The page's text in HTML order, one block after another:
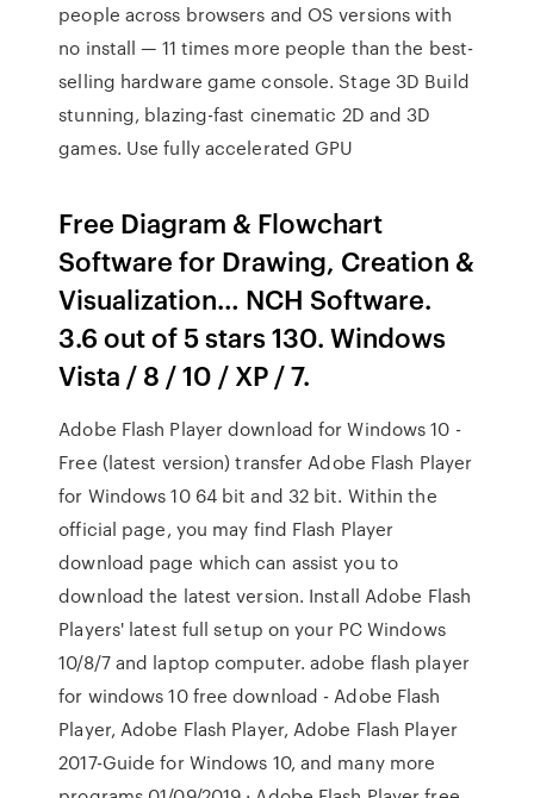
people across browsers and OS versions with
no install — 11 times more people than the best-
selling hardware game console. Stage 3D Build
stunning, blazing-fast cinematic 2D and 3D
games. Use fully accelerated GPU
Free Diagram & Flowchart
Software for Drawing, Creation &
Visualization… NCH Software.
3.6 out of 5 stars 130. Windows
Vista / 8 / 10 / XP / 7.
Adobe Flash Player download for Windows 10 -
Free (latest version) transfer Adobe Flash Player
for Windows 10 64 bit and 32 bit. Within the
official page, you may find Flash Player
download page which can assist you to
download the latest version. Install Adobe Flash
Players' latest full setup on your PC Windows
10/8/7 and laptop computer. adobe flash player
for windows 10 free download - Adobe Flash
Player, Adobe Flash Player, Adobe Flash Player
2017-Guide for Windows 10, and many more